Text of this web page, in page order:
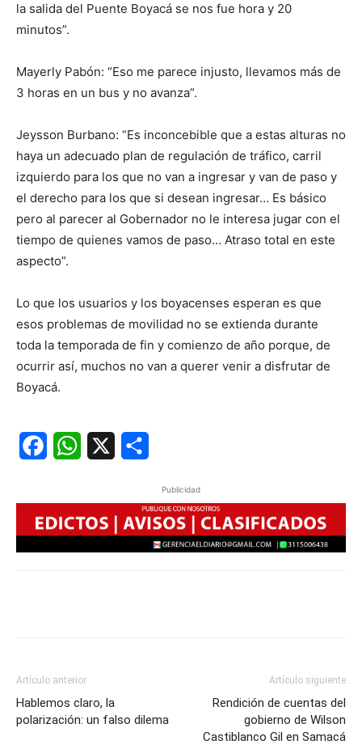
la salida del Puente Boyacá se nos fue hora y 20
minutos”.
Mayerly Pabón: “Eso me parece injusto, llevamos más de
3 horas en un bus y no avanza”.
Jeysson Burbano: “Es inconcebible que a estas alturas no
haya un adecuado plan de regulación de tráfico, carril
izquierdo para los que no van a ingresar y van de paso y
el derecho para los que si desean ingresar… Es básico
pero al parecer al Gobernador no le interesa jugar con el
tiempo de quienes vamos de paso… Atraso total en este
aspecto”.
Lo que los usuarios y los boyacenses esperan es que
esos problemas de movilidad no se extienda durante
toda la temporada de fin y comienzo de año porque, de
ocurrir así, muchos no van a querer venir a disfrutar de
Boyacá.
FacebookWhatsApp
Publicidad
Artículo anterior
Hablemos claro, la
polarización: un falso dilema
Artículo siguiente
Rendición de cuentas del
gobierno de Wilson
Castiblanco Gil en Samacá